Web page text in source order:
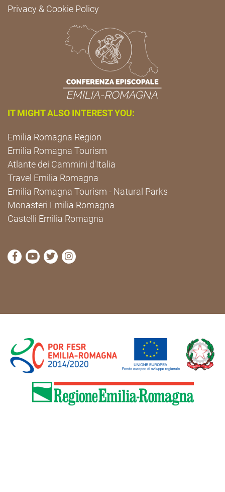
Privacy & Cookie Policy
IT MIGHT ALSO INTEREST YOU:
Emilia Romagna Region
Emilia Romagna Tourism
Atlante dei Cammini d'Italia
Travel Emilia Romagna
Emilia Romagna Tourism - Natural Parks
Monasteri Emilia Romagna
Castelli Emilia Romagna
visit Cammini Emilia-Romagna Facebook profile
visit Cammini Emilia-Romagna YouTube profile
visit Cammini Emilia-Romagna Twitter
visit Cammini Emilia-Romagna